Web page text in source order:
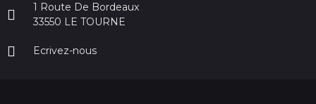
1 Route De Bordeaux
33550 LE TOURNE
Ecrivez-nous